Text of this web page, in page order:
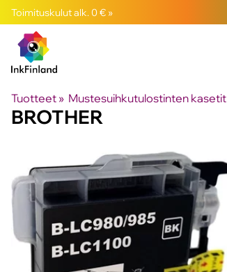
Toimituskulut alk. 0 € »
Tuotteet ‪» Mustesuihkutulostinten kasetit
BROTHER